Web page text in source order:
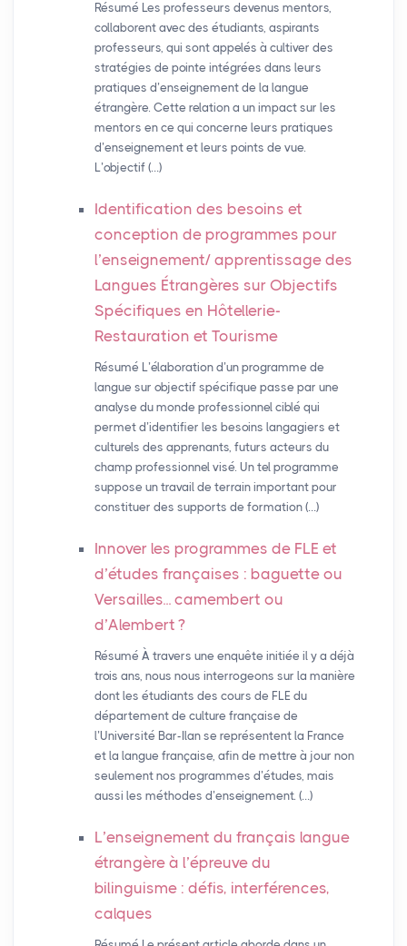
Résumé Les professeurs devenus mentors,
collaborent avec des étudiants, aspirants
professeurs, qui sont appelés à cultiver des
stratégies de pointe intégrées dans leurs
pratiques d’enseignement de la langue
étrangère. Cette relation a un impact sur les
mentors en ce qui concerne leurs pratiques
d’enseignement et leurs points de vue.
L’objectif (…)
Identification des besoins et
conception de programmes pour
l’enseignement/ apprentissage des
Langues Étrangères sur Objectifs
Spécifiques en Hôtellerie-
Restauration et Tourisme
Résumé L’élaboration d’un programme de
langue sur objectif spécifique passe par une
analyse du monde professionnel ciblé qui
permet d’identifier les besoins langagiers et
culturels des apprenants, futurs acteurs du
champ professionnel visé. Un tel programme
suppose un travail de terrain important pour
constituer des supports de formation (…)
Innover les programmes de FLE et
d’études françaises : baguette ou
Versailles... camembert ou
d’Alembert ?
Résumé À travers une enquête initiée il y a déjà
trois ans, nous nous interrogeons sur la manière
dont les étudiants des cours de FLE du
département de culture française de
l’Université Bar-Ilan se représentent la France
et la langue française, afin de mettre à jour non
seulement nos programmes d’études, mais
aussi les méthodes d’enseignement. (…)
L’enseignement du français langue
étrangère à l’épreuve du
bilinguisme : défis, interférences,
calques